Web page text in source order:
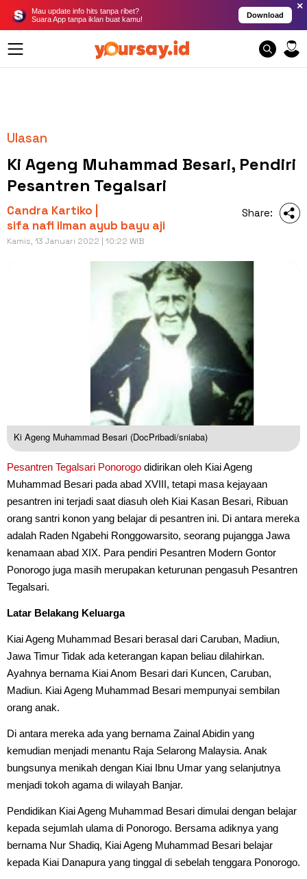
Mau update info hits tanpa ribet?
Suara App tanpa iklan buat kamu!
Download
×
Ulasan
Ki Ageng Muhammad Besari, Pendiri
Pesantren Tegalsari
Candra Kartiko |
sifa nafi ilman ayub bayu aji
Kamis, 13 Januari 2022 | 10:22 WIB
Share:
Ki Ageng Muhammad Besari (DocPribadi/sniaba)
Pesantren Tegalsari Ponorogo didirikan oleh Kiai Ageng
Muhammad Besari pada abad XVIII, tetapi masa kejayaan
pesantren ini terjadi saat diasuh oleh Kiai Kasan Besari, Ribuan
orang santri konon yang belajar di pesantren ini. Di antara mereka
adalah Raden Ngabehi Ronggowarsito, seorang pujangga Jawa
kenamaan abad XIX. Para pendiri Pesantren Modern Gontor
Ponorogo juga masih merupakan keturunan pengasuh Pesantren
Tegalsari.
Latar Belakang Keluarga
Kiai Ageng Muhammad Besari berasal dari Caruban, Madiun,
Jawa Timur Tidak ada keterangan kapan beliau dilahirkan.
Ayahnya bernama Kiai Anom Besari dari Kuncen, Caruban,
Madiun. Kiai Ageng Muhammad Besari mempunyai sembilan
orang anak.
Di antara mereka ada yang bernama Zainal Abidin yang
kemudian menjadi menantu Raja Selarong Malaysia. Anak
bungsunya menikah dengan Kiai Ibnu Umar yang selanjutnya
menjadi tokoh agama di wilayah Banjar.
Pendidikan Kiai Ageng Muhammad Besari dimulai dengan belajar
kepada sejumlah ulama di Ponorogo. Bersama adiknya yang
bernama Nur Shadiq, Kiai Ageng Muhammad Besari belajar
kepada Kiai Danapura yang tinggal di sebelah tenggara Ponorogo.